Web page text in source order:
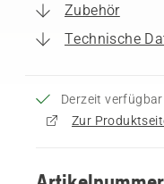
Zubehör
Technische
Derzeit verfügbar
Zur